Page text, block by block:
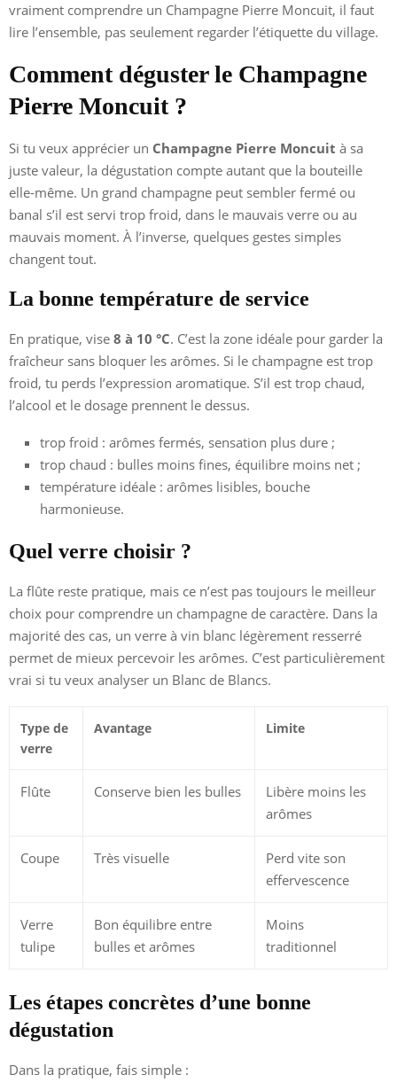
vraiment comprendre un Champagne Pierre Moncuit, il faut
lire l’ensemble, pas seulement regarder l’étiquette du village.
Comment déguster le Champagne
Pierre Moncuit ?
Si tu veux apprécier un Champagne Pierre Moncuit à sa
juste valeur, la dégustation compte autant que la bouteille
elle-même. Un grand champagne peut sembler fermé ou
banal s’il est servi trop froid, dans le mauvais verre ou au
mauvais moment. À l’inverse, quelques gestes simples
changent tout.
La bonne température de service
En pratique, vise 8 à 10 °C. C’est la zone idéale pour garder la
fraîcheur sans bloquer les arômes. Si le champagne est trop
froid, tu perds l’expression aromatique. S’il est trop chaud,
l’alcool et le dosage prennent le dessus.
trop froid : arômes fermés, sensation plus dure ;
trop chaud : bulles moins fines, équilibre moins net ;
température idéale : arômes lisibles, bouche
harmonieuse.
Quel verre choisir ?
La flûte reste pratique, mais ce n’est pas toujours le meilleur
choix pour comprendre un champagne de caractère. Dans la
majorité des cas, un verre à vin blanc légèrement resserré
permet de mieux percevoir les arômes. C’est particulièrement
vrai si tu veux analyser un Blanc de Blancs.
Type de
verre
Avantage Limite
Flûte Conserve bien les bulles
Libère moins les
arômes
Coupe Très visuelle
Perd vite son
effervescence
Verre
tulipe
Bon équilibre entre
bulles et arômes
Moins
traditionnel
Les étapes concrètes d’une bonne
dégustation
Dans la pratique, fais simple :